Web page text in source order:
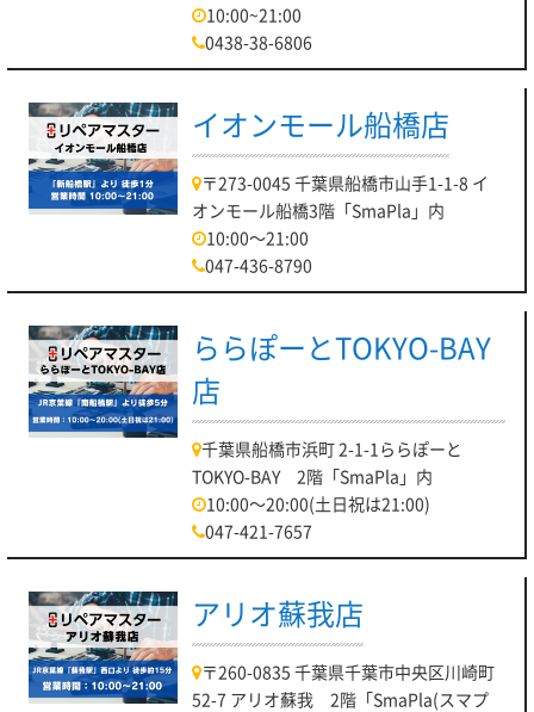
10:00~21:00
0438-38-6806
イオンモール船橋店
〒273-0045 千葉県船橋市山手1-1-8 イ
オンモール船橋3階「SmaPla」内
10:00～21:00
047-436-8790
ららぽーとTOKYO-BAY
店
千葉県船橋市浜町 2-1-1ららぽーと
TOKYO-BAY 2階「SmaPla」内
10:00～20:00(土日祝は21:00)
047-421-7657
アリオ蘇我店
〒260-0835 千葉県千葉市中央区川崎町
52-7 アリオ蘇我 2階「SmaPla(スマプ